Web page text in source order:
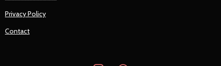
Privacy Policy
Contact